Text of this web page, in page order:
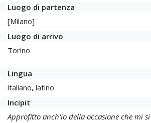
Luogo di partenza
[Milano]
Luogo di arrivo
Torino
Lingua
italiano, latino
Incipit
Approfitto anch'io della occasione che mi